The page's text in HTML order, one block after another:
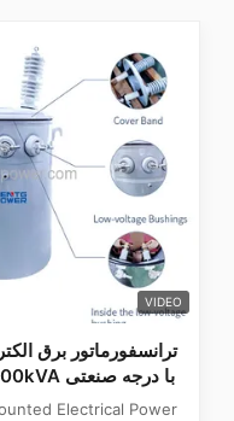
VIDEO
ترانسفورماتور برق
Electrical Power